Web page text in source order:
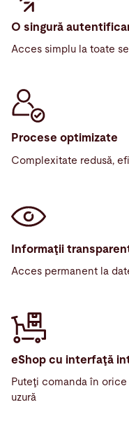
O singură
Acces simplu la toate
Procese optimizate
Complexitate redusă,
Informaţii
Acces permanent la
eShop cu interfaţă
Puteţi comanda în
uzură